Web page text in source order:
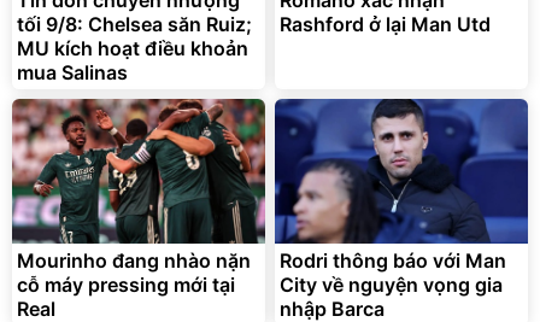
Bạt phủ xe ô tô cao cấp,
tráng nhôm 03 lớp
392.000 đ
325.000 đ
Đã bán nhiều
Xe đạp điện trợ lực G-
Force C14 gấp gọn bỏ cốp
tiện lợi
9.900.000
7.092.000đ
Đang xem nhiều
G-FORCE VIETNA
tối 9/8: Chelsea săn Ruiz;
MU kích hoạt điều khoản
mua Salinas
Rashford ở lại Man Utd
Mourinho đang nhào nặn
cỗ máy pressing mới tại
Real
Rodri thông báo với Man
City về nguyện vọng gia
nhập Barca